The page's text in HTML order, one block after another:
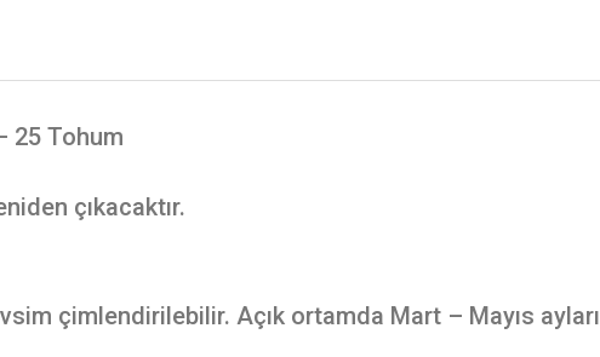
25 Tohum
çıkacaktır.
çimlendirilebilir. Açık ortamda Mart – Mayıs ayları